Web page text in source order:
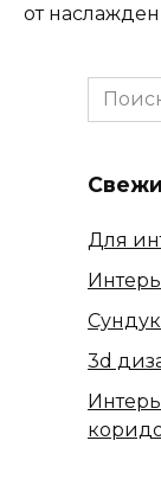
от
Search
for:
Для
3d